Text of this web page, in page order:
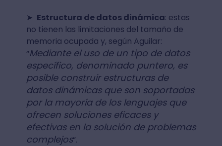
➤ Estructura de datos dinámica: estas
no tienen las limitaciones del tamaño de
memoria ocupada y, según Aguilar:
“Mediante el uso de un tipo de datos
específico, denominado puntero, es
posible construir estructuras de
datos dinámicas que son soportadas
por la mayoría de los lenguajes que
ofrecen soluciones eficaces y
efectivas en la solución de problemas
complejos”.